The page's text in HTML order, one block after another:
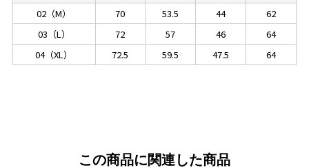
02（M）
70 53.5 44
62
03（L）
72 57 46
64
04（XL）
72.5 59.5 47.5 64
この商品に関連した商品